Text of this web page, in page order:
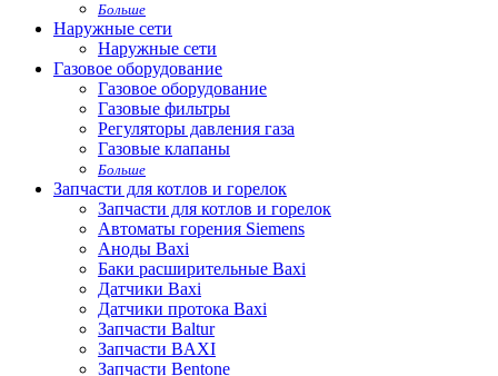
Больше
Наружные сети
Наружные сети
Газовое оборудование
Газовое оборудование
Газовые фильтры
Регуляторы давления газа
Газовые клапаны
Больше
Запчасти для котлов и горелок
Запчасти для котлов и горелок
Автоматы горения Siemens
Аноды Baxi
Баки расширительные Baxi
Датчики Baxi
Датчики протока Baxi
Запчасти Baltur
Запчасти BAXI
Запчасти Bentone